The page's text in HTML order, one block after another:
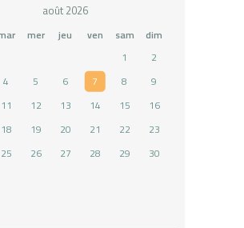
août 2026
mer jeu ven sam
dim
1
2
4 5 6 7 8
9
11 12 13 14 15
16
18 19 20 21 22
23
25 26 27 28 29
30